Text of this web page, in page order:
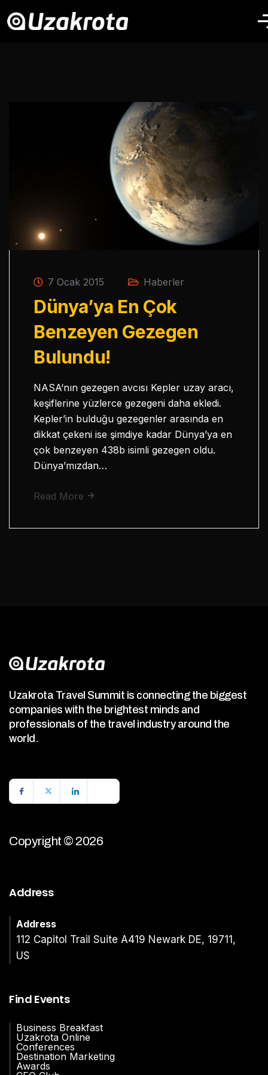
7 Ocak 2015 Haberler
Dünya’ya En Çok
Benzeyen Gezegen
Bulundu!
NASA‘nın gezegen avcısı Kepler uzay aracı,
keşiflerine yüzlerce gezegeni daha ekledi.
Kepler’in bulduğu gezegenler arasında en
dikkat çekeni ise şimdiye kadar Dünya’ya en
çok benzeyen 438b isimli gezegen oldu.
Dünya’mızdan…
Read More
Uzakrota Travel Summit is connecting the biggest
companies with the brightest minds and
professionals of the travel industry around the
world.
Copyright © 2026
Address
Address
112 Capitol Trail Suite A419 Newark DE, 19711,
US
Find Events
Business Breakfast
Uzakrota Online
Conferences
Destination Marketing
Awards